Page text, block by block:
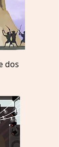
dos